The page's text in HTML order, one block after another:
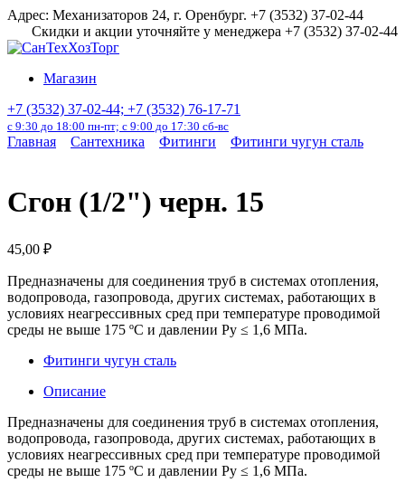
Перейти
содержанию
Адрес: Механизаторов 24, г. Оренбург. +7 (3532) 37-02-44
Скидки и акции уточняйте у менеджера +7 (3532) 37-02-44
Магазин
+7 (3532) 37-02-44; +7 (3532) 76-17-71
с 9:30 до 18:00 пн-пт; с 9:00 до 17:30 сб-вс
Главная Сантехника Фитинги Фитинги чугун сталь
Сгон (1/2") черн. 15
45,00 ₽
Предназначены для соединения труб в системах отопления,
водопровода, газопровода, других системах, работающих в
условиях неагрессивных сред при температуре проводимой
среды не выше 175 ºС и давлении Ру ≤ 1,6 МПа.
Фитинги чугун сталь
Описание
Предназначены для соединения труб в системах отопления,
водопровода, газопровода, других системах, работающих в
условиях неагрессивных сред при температуре проводимой
среды не выше 175 ºС и давлении Ру ≤ 1,6 МПа.